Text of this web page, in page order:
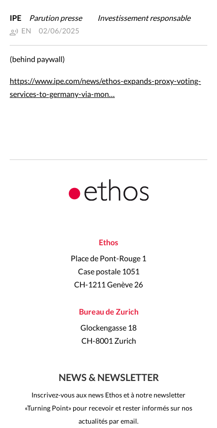
IPE Parution presse Investissement responsable
EN 02/06/2025
(behind paywall)
https://www.ipe.com/news/ethos-expands-proxy-voting-
services-to-germany-via-mon…
Ethos
Place de Pont-Rouge 1
Case postale 1051
CH-1211 Genève 26
Bureau de Zurich
Glockengasse 18
CH-8001 Zurich
NEWS & NEWSLETTER
Inscrivez-vous aux news Ethos et à notre newsletter
«Turning Point» pour recevoir et rester informés sur nos
actualités par email.